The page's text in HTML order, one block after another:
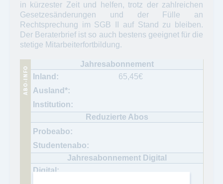
in kürzester Zeit und helfen, trotz der zahlreichen
Gesetzesänderungen und der Fülle an
Rechtsprechung im SGB II auf Stand zu bleiben.
Der Beraterbrief ist so auch bestens geeignet für die
stetige Mitarbeiterfortbildung.
65,45€